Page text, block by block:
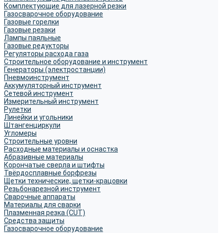
Комплектующие для лазерной резки
Газосварочное оборудование
Газовые горелки
Газовые резаки
Лампы паяльные
Газовые редукторы
Регуляторы расхода газа
Строительное оборудование и инструмент
Генераторы (электростанции)
Пневмоинструмент
Аккумуляторный инструмент
Сетевой инструмент
Измерительный инструмент
Рулетки
Линейки и угольники
Штангенциркули
Угломеры
Строительные уровни
Расходные материалы и оснастка
Абразивные материалы
Корончатые сверла и штифты
Твёрдосплавные борфрезы
Щетки технические, щетки-крацовки
Резьбонарезной инструмент
Сварочные аппараты
Материалы для сварки
Плазменная резка (CUT)
Средства защиты
Газосварочное оборудование